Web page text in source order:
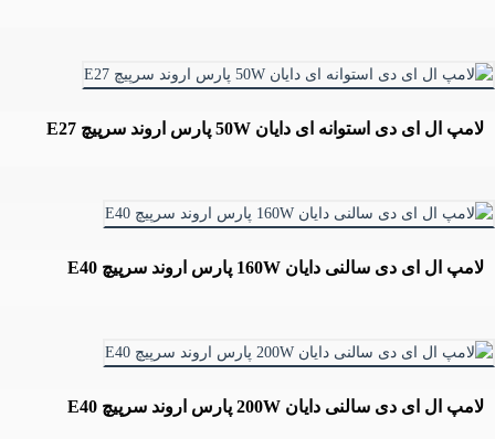
لامپ ال ای دی استوانه ای دایان 50W پارس اروند سرپیچ E27
لامپ ال ای دی سالنی دایان 160W پارس اروند سرپیچ E40
لامپ ال ای دی سالنی دایان 200W پارس اروند سرپیچ E40